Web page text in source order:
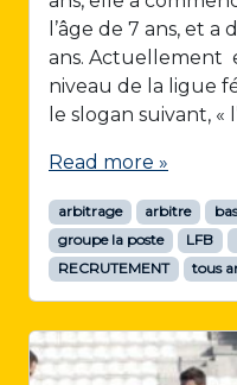
a
s
k
e
t
s
i
g
n
é
o
u
l’âge de 7 ans, et
ans. Actuellement
niveau de la ligue
le slogan suivant, «
Read more »
arbitrage arbitre
groupe la poste
LFB
RECRUTEMENT
tous